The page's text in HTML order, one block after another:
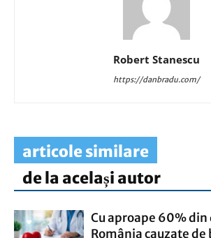
Robert Stanescu
https://danbradu.com/
articole similare
de la același autor
Cu aproape 60% din
România cauzate de